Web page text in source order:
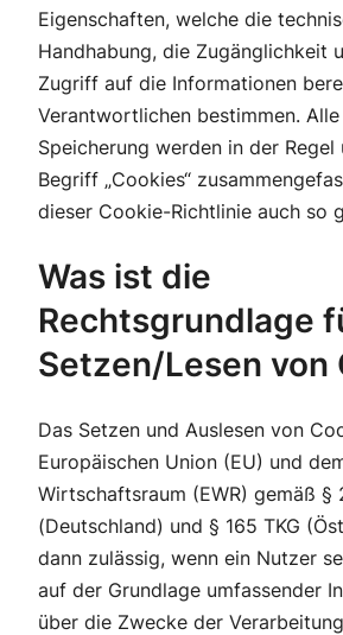
Eigenschaften, welche die
Handhabung, die Zugänglichkeit
Zugriff auf die Informationen
Verantwortlichen bestimmen.
Speicherung werden in der Regel
Begriff „Cookies“
dieser Cookie-Richtlinie auch so
Was ist die
Rechtsgrundlage
Setzen/Lesen von
Das Setzen und Auslesen von
Europäischen Union (EU) und
Wirtschaftsraum (EWR) gemäß §
(Deutschland) und § 165 TKG
dann zulässig, wenn ein Nutzer
auf der Grundlage umfassender
über die Zwecke der